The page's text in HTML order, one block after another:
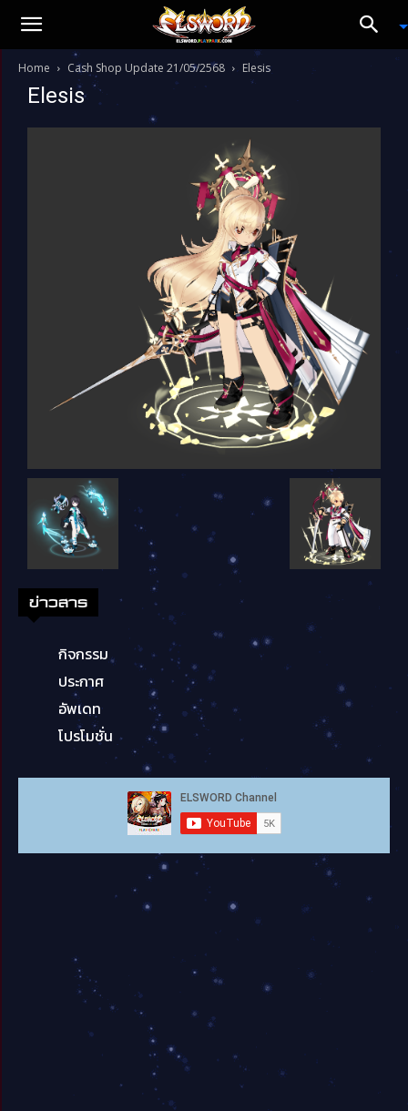
Home Cash Shop Update 21/05/2568 Elesis
Elesis
ข่าวสาร
กิจกรรม
ประกาศ
อัพเดท
โปรโมชั่น